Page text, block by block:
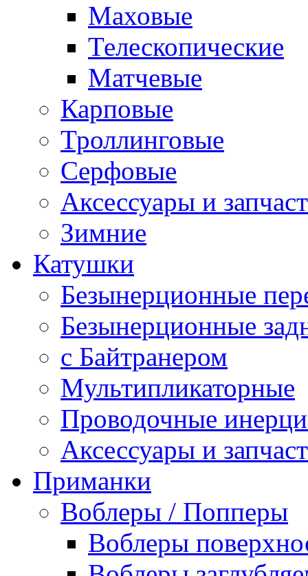
Маховые
Телескопические
Матчевые
Карповые
Троллинговые
Серфовые
Аксессуары и
Зимние
Катушки
Безынерционные
Безынерционные
с Байтранером
Мультипликаторные
Проводочные
Аксессуары и
Приманки
Воблеры / Попперы
Воблеры